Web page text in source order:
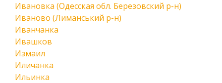
Ивановка (Одесская обл. Березовский р-н)
Иваново (Лиманський р-н)
Иванчанка
Ивашков
Измаил
Иличанка
Ильинка